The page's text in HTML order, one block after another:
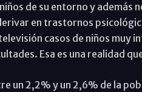
de su entorno y además
en trastornos
casos de niños muy
Esa es una realidad
un 2,2% y un 2,6% de la